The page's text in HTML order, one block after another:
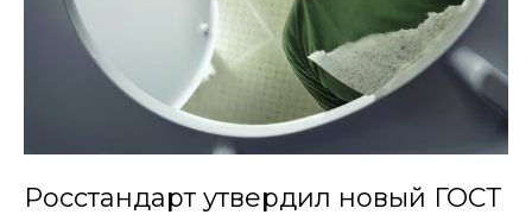
Росстандарт утвердил новый ГОСТ